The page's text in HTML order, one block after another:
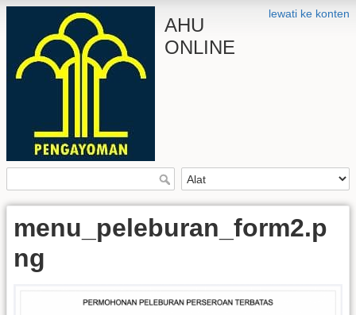
lewati ke konten
AHU
ONLINE
menu_peleburan_form2.p
ng